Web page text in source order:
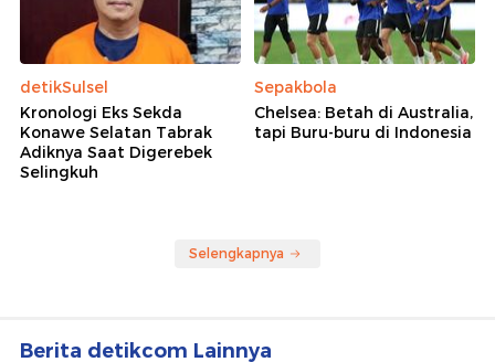
detikSulsel
Kronologi Eks Sekda
Konawe Selatan Tabrak
Adiknya Saat Digerebek
Selingkuh
Sepakbola
Chelsea: Betah di Australia,
tapi Buru-buru di Indonesia
Selengkapnya
Berita detikcom Lainnya